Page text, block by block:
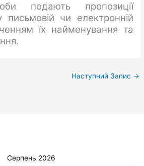
подають пропозиції
письмовій чи електронній
їх найменування та
Наступний Запис →
Серпень 2026